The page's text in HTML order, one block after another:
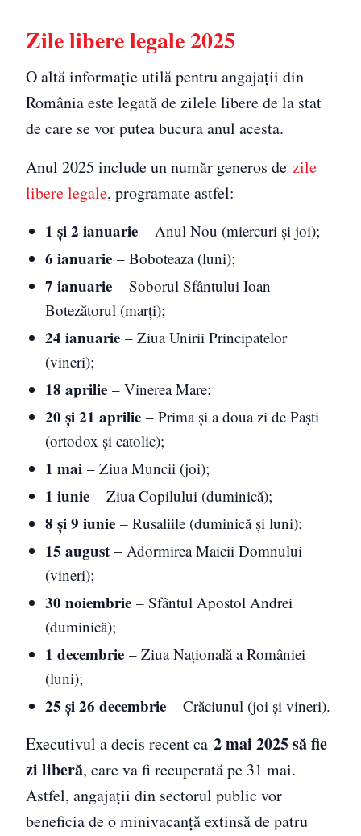
Zile libere legale 2025
O altă informație utilă pentru angajații din
România este legată de zilele libere de la stat
de care se vor putea bucura anul acesta.
Anul 2025 include un număr generos de zile
libere legale, programate astfel:
1 și 2 ianuarie – Anul Nou (miercuri și joi);
6 ianuarie – Boboteaza (luni);
7 ianuarie – Soborul Sfântului Ioan
Botezătorul (marți);
24 ianuarie – Ziua Unirii Principatelor
(vineri);
18 aprilie – Vinerea Mare;
20 și 21 aprilie – Prima și a doua zi de Paști
(ortodox și catolic);
1 mai – Ziua Muncii (joi);
1 iunie – Ziua Copilului (duminică);
8 și 9 iunie – Rusaliile (duminică și luni);
15 august – Adormirea Maicii Domnului
(vineri);
30 noiembrie – Sfântul Apostol Andrei
(duminică);
1 decembrie – Ziua Națională a României
(luni);
25 și 26 decembrie – Crăciunul (joi și vineri).
Executivul a decis recent ca 2 mai 2025 să fie
zi liberă, care va fi recuperată pe 31 mai.
Astfel, angajații din sectorul public vor
beneficia de o minivacanță extinsă de patru